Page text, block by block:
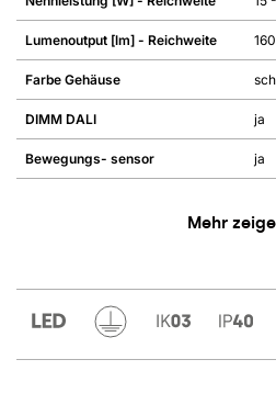
Lumenoutput [lm] - Reichweite
Farbe Gehäuse
DIMM DALI ja
Bewegungs- sensor ja
Mehr